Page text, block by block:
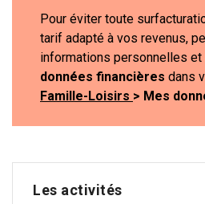
Pour éviter toute
tarif adapté à vos revenus,
informations personnelles et
données financières dans
Famille-Loisirs https://
> Mes
Les activités